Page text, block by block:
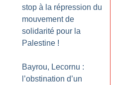
stop à la répression du
mouvement de
solidarité pour la
Palestine !
Bayrou, Lecornu :
l’obstination d’un